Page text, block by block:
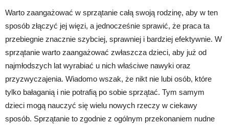
Warto zaangażować w sprzątanie całą swoją rodzinę, aby w ten
sposób złączyć jej więzi, a jednocześnie sprawić, że praca ta
przebiegnie znacznie szybciej, sprawniej i bardziej efektywnie. W
sprzątanie warto zaangażować zwłaszcza dzieci, aby już od
najmłodszych lat wyrabiać u nich właściwe nawyki oraz
przyzwyczajenia. Wiadomo wszak, że nikt nie lubi osób, które
tylko bałaganią i nie potrafią po sobie sprzątać. Tym samym
dzieci mogą nauczyć się wielu nowych rzeczy w ciekawy
sposób. Sprzątanie to zgodnie z ogólnym przekonaniem nudne